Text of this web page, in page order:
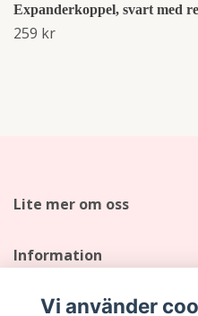
Expanderkoppel, svart med
259 kr
Lite mer om oss
Information
Sociala medier
Vi använder